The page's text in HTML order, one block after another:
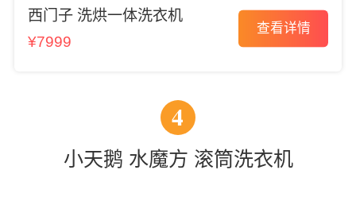
西门子 洗烘一体洗衣机
¥7999
查看详情
4
小天鹅 水魔方 滚筒洗衣机